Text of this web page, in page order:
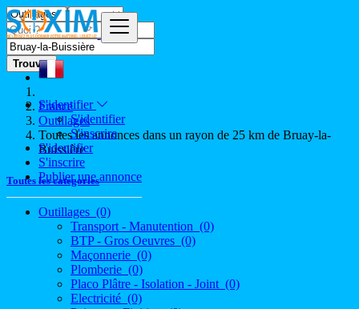
S'identifier
S'identifier
S'inscrire
S'identifier
S'inscrire
Publier une annonce
Trouver
France
Outillages
Toutes les annonces dans un rayon de 25 km de Bruay-la-
Buissière
Toutes les catégories
Outillages (0)
Transport - Manutention (0)
BTP - Gros Oeuvres (0)
Maçonnerie (0)
Plomberie (0)
Placo Plâtre - Isolation - Joint (0)
Electricité (0)